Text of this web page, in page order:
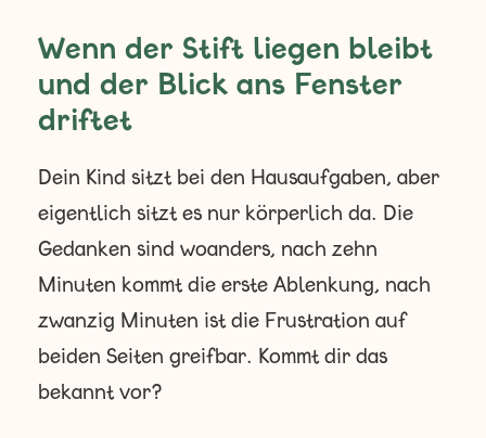
Wenn der Stift liegen bleibt
und der Blick ans Fenster
driftet
Dein Kind sitzt bei den Hausaufgaben, aber
eigentlich sitzt es nur körperlich da. Die
Gedanken sind woanders, nach zehn
Minuten kommt die erste Ablenkung, nach
zwanzig Minuten ist die Frustration auf
beiden Seiten greifbar. Kommt dir das
bekannt vor?